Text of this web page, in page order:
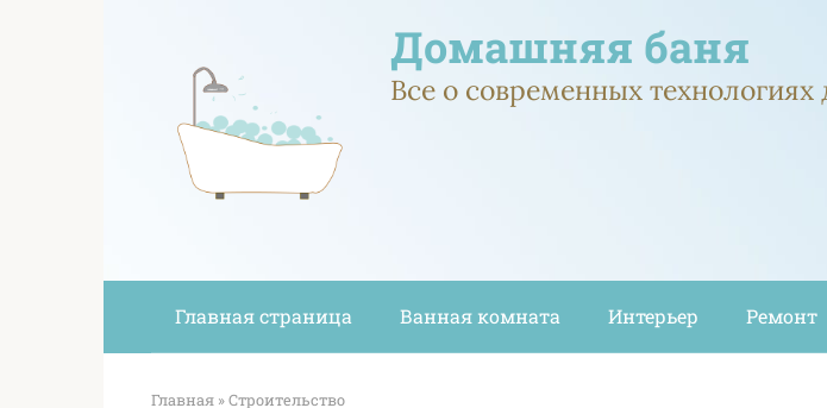
Домашняя баня
Все о современных
Главная страница Ванная комната Интерьер Ремонт
Главная »Строительство